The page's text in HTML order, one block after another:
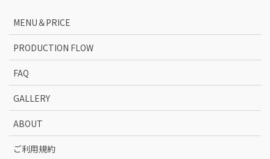
MENU＆PRICE
PRODUCTION FLOW
FAQ
GALLERY
ABOUT
ご利用規約